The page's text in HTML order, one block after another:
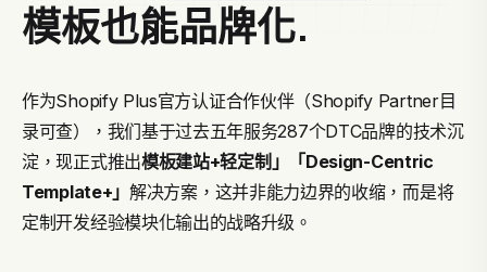
模板也能品牌化.
作为Shopify Plus官方认证合作伙伴（Shopify Partner目
录可查），我们基于过去五年服务287个DTC品牌的技术沉
淀，现正式推出模板建站+轻定制」
「Design-Centric
Template+」 解决方案，这并非能力边界的收缩，而是将
定制开发经验模块化输出的战略升级。